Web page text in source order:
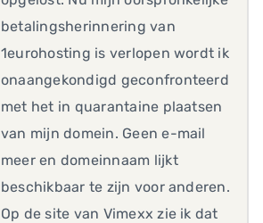
betalingsherinnering van
1eurohosting is verlopen wordt ik
onaangekondigd geconfronteerd
met het in quarantaine plaatsen
van mijn domein. Geen e-mail
meer en domeinnaam lijkt
beschikbaar te zijn voor anderen.
Op de site van Vimexx zie ik dat